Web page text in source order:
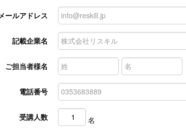
ールアドレス
記載企業名
ご担当者様名
電話番号
受講人数 名